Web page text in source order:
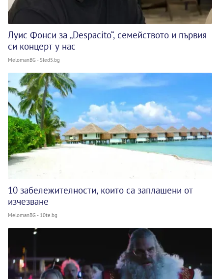
Луис Фонси за „Despacito“, семейството и първия
си концерт у нас
MelomanBG - Sled5.bg
10 забележителности, които са заплашени от
изчезване
MelomanBG - 10te.bg